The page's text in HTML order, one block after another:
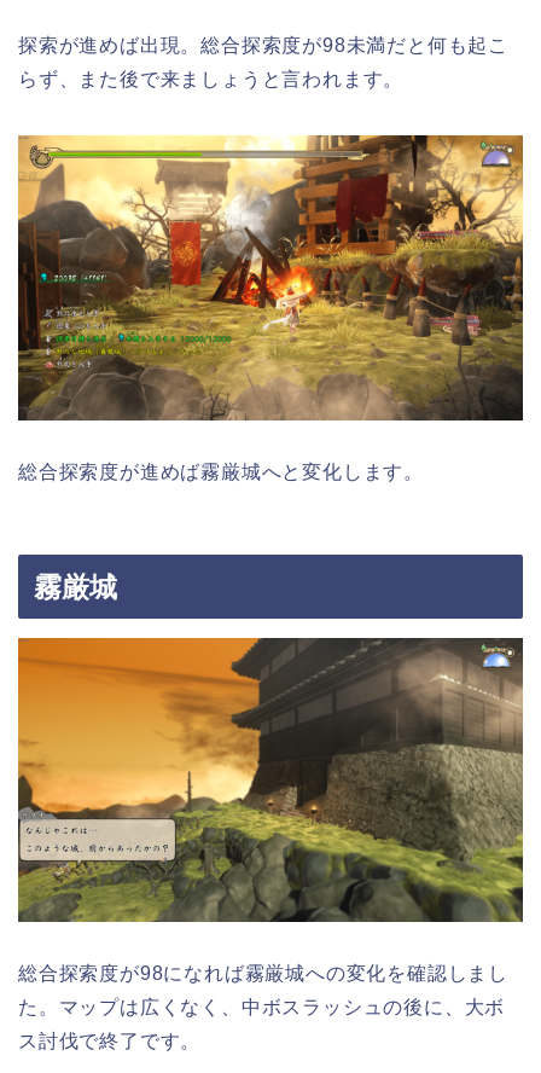
探索が進めば出現。総合探索度が98未満だと何も起こ
らず、また後で来ましょうと言われます。
総合探索度が進めば霧厳城へと変化します。
霧厳城
総合探索度が98になれば霧厳城への変化を確認しまし
た。マップは広くなく、中ボスラッシュの後に、大ボ
ス討伐で終了です。